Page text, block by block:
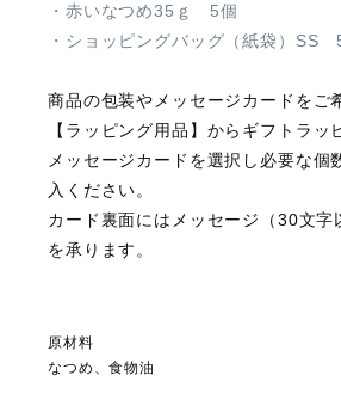
・赤いなつめ35ｇ 5個
・ショッピングバッグ（紙袋）SS
商品の包装やメッセージカードをご
【ラッピング用品】からギフトラッ
メッセージカードを選択し必要な個
入ください。
カード裏面にはメッセージ（30文字
を承ります。
原材料
なつめ、食物油